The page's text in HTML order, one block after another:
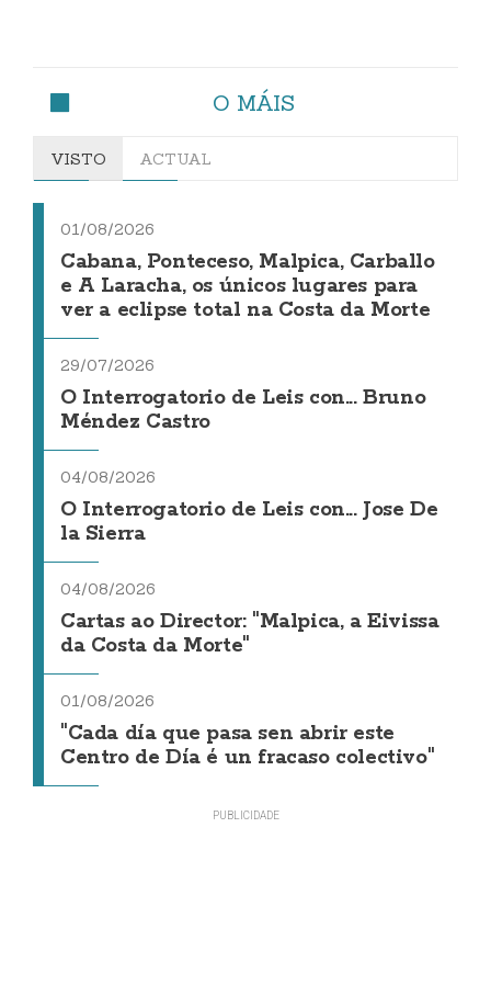
O MÁIS
VISTO ACTUAL
01/08/2026
Cabana, Ponteceso, Malpica, Carballo
e A Laracha, os únicos lugares para
ver a eclipse total na Costa da Morte
29/07/2026
O Interrogatorio de Leis con... Bruno
Méndez Castro
04/08/2026
O Interrogatorio de Leis con... Jose De
la Sierra
04/08/2026
Cartas ao Director: "Malpica, a Eivissa
da Costa da Morte"
01/08/2026
"Cada día que pasa sen abrir este
Centro de Día é un fracaso colectivo"